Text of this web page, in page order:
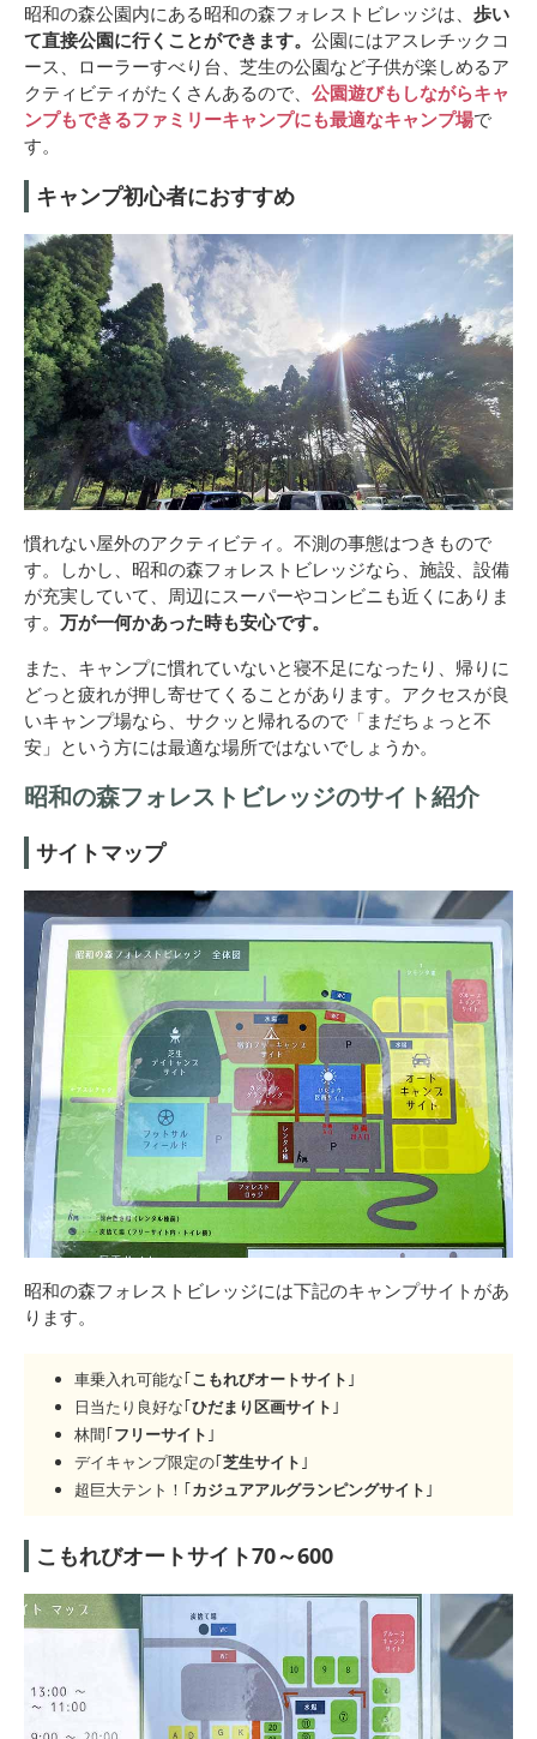
昭和の森公園内にある昭和の森フォレストビレッジは、 歩い
て直接公園に行くことができます。 公園にはアスレチックコ
ース、ローラーすべり台、芝生の公園など子供が楽しめるア
クティビティがたくさんあるので、 公園遊びもしながらキャ
ンプもできるファミリーキャンプにも最適なキャンプ場で
す。
キャンプ初心者におすすめ
慣れない屋外のアクティビティ。不測の事態はつきもので
す。しかし、昭和の森フォレストビレッジなら、施設、設備
が充実していて、周辺にスーパーやコンビニも近くにありま
す。 万が一何かあった時も安心です。
また、キャンプに慣れていないと寝不足になったり、帰りに
どっと疲れが押し寄せてくることがあります。アクセスが良
いキャンプ場なら、サクッと帰れるので「まだちょっと不
安」という方には最適な場所ではないでしょうか。
昭和の森フォレストビレッジのサイト紹介
サイトマップ
昭和の森フォレストビレッジには下記のキャンプサイトがあ
ります。
車乗入れ可能な｢こもれびオートサイト ｣
日当たり良好な｢ひだまり区画サイト ｣
林間｢フリーサイト ｣
デイキャンプ限定の｢芝生サイト ｣
超巨大テント！｢カジュアアルグランピングサイト ｣
こもれびオートサイト70～600